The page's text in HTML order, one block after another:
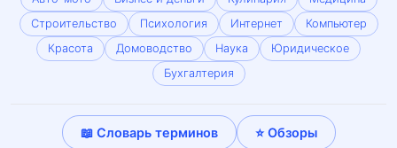
Строительство
Психология Интернет
Компьютер
Красота
Домоводство Наука
Юридическое
Бухгалтерия
📖 Словарь терминов ⭐ Обзоры